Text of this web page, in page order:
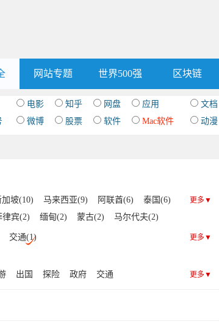
网站专题 世界500强 区块链
电影 知乎 网盘 应用 文档
微博 股票 软件 Mac软件 动漫
加坡(10) 马来西亚(9) 阿联酋(6)
泰国(6)
律宾(2) 缅甸(2) 蒙古(2)
马尔代夫(2)
库曼斯坦(1)
吉尔吉斯斯坦(1) 黎巴嫩(1)
更多▼
交通(1) 更多▼
出国 探险 政府 交通 更多▼